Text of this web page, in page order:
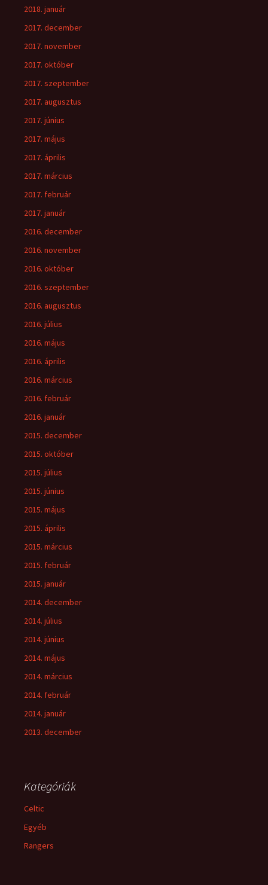
2018. január
2017. december
2017. november
2017. október
2017. szeptember
2017. augusztus
2017. június
2017. május
2017. április
2017. március
2017. február
2017. január
2016. december
2016. november
2016. október
2016. szeptember
2016. augusztus
2016. július
2016. május
2016. április
2016. március
2016. február
2016. január
2015. december
2015. október
2015. július
2015. június
2015. május
2015. április
2015. március
2015. február
2015. január
2014. december
2014. július
2014. június
2014. május
2014. március
2014. február
2014. január
2013. december
Kategóriák
Celtic
Egyéb
Rangers